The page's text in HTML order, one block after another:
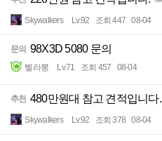
Skywalkers Lv.92 조회 447 08-04
문의 98X3D 5080 문의
삘라뽕 Lv.71 조회 457 08-04
추천 480만원대 참고 견적입니다.
Skywalkers Lv.92 조회 378 08-04